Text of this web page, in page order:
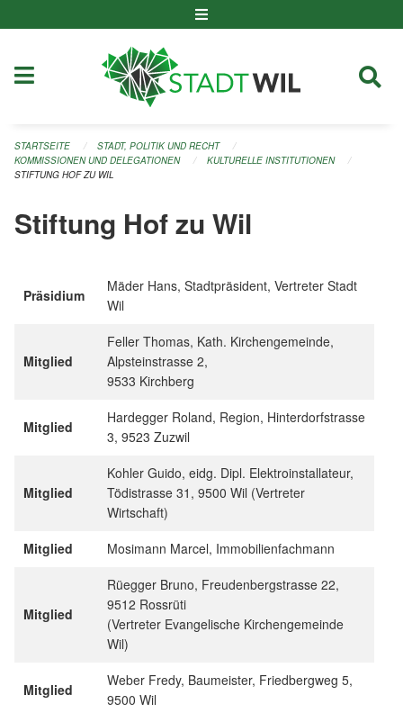
STARTSEITE
STADT, POLITIK UND RECHT
KOMMISSIONEN UND DELEGATIONEN
KULTURELLE INSTITUTIONEN
STIFTUNG HOF ZU WIL
Stiftung Hof zu Wil
Präsidium
Mäder Hans, Stadtpräsident, Vertreter Stadt
Wil
Mitglied
Feller Thomas, Kath. Kirchengemeinde,
Alpsteinstrasse 2,
9533 Kirchberg
Mitglied
Hardegger Roland, Region, Hinterdorfstrasse
3, 9523 Zuzwil
Mitglied
Kohler Guido, eidg. Dipl. Elektroinstallateur,
Tödistrasse 31, 9500 Wil (Vertreter
Wirtschaft)
Mitglied
Mosimann Marcel, Immobilienfachmann
Mitglied
Rüegger Bruno, Freudenbergstrasse 22,
9512 Rossrüti
(Vertreter Evangelische Kirchengemeinde
Wil)
Mitglied
Weber Fredy, Baumeister, Friedbergweg 5,
9500 Wil